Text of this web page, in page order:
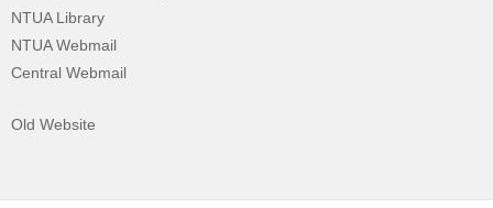
NTUA Library
NTUA Webmail
Central Webmail
Old Website